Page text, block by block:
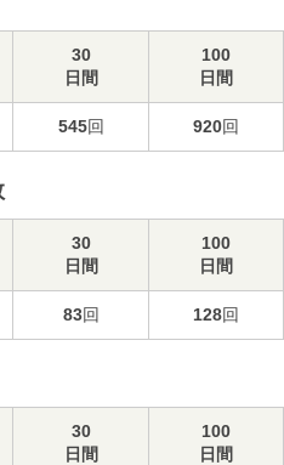
30
日間
100
日間
545回 920回
30
日間
100
日間
83回 128回
30
日間
100
日間